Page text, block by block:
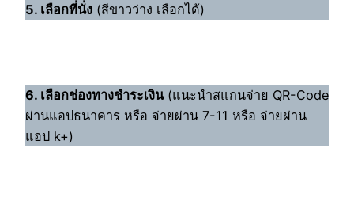
5. เลือกที่นั่ง (สีขาวว่าง เลือกได้)
6. เลือกช่องทางชำระเงิน(แนะนำสแกนจ่าย QR-Code
ผ่านแอปธนาคาร หรือ จ่ายผ่าน 7-11 หรือ จ่ายผ่าน
แอป k+)